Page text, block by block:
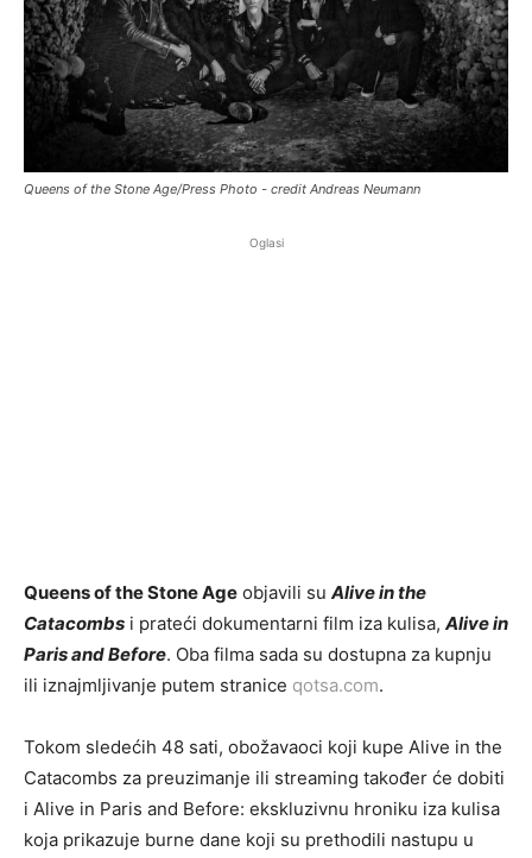
Queens of the Stone Age/Press Photo - credit Andreas Neumann
Oglasi
Queens of the Stone Age objavili su Alive in the
Catacombs i prateći dokumentarni film iza kulisa, Alive in
Paris and Before. Oba filma sada su dostupna za kupnju
ili iznajmljivanje putem stranice qotsa.com.
Tokom sledećih 48 sati, obožavaoci koji kupe Alive in the
Catacombs za preuzimanje ili streaming također će dobiti
i Alive in Paris and Before: ekskluzivnu hroniku iza kulisa
koja prikazuje burne dane koji su prethodili nastupu u